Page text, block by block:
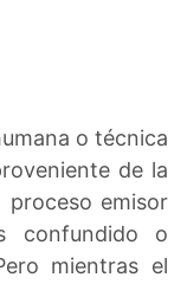
o técnica
de la
emisor
confundido o
mientras el